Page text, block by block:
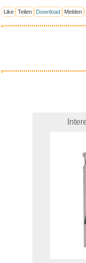
Like Teilen Download Melden